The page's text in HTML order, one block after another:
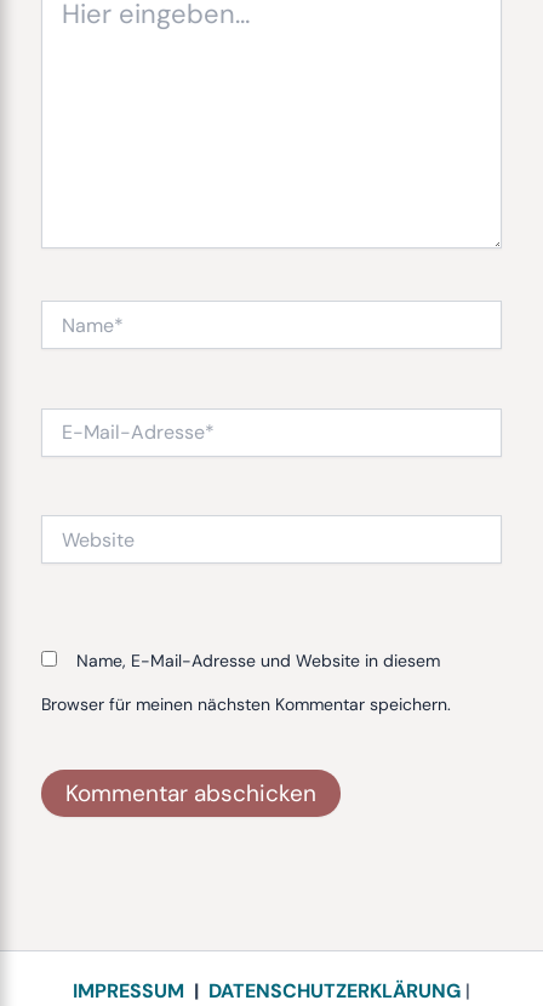
eingeben…
Mail-
Name, E-Mail-Adresse und Website in diesem
Browser für meinen nächsten Kommentar speichern.
IMPRESSUM | DATENSCHUTZERKLÄRUNG |